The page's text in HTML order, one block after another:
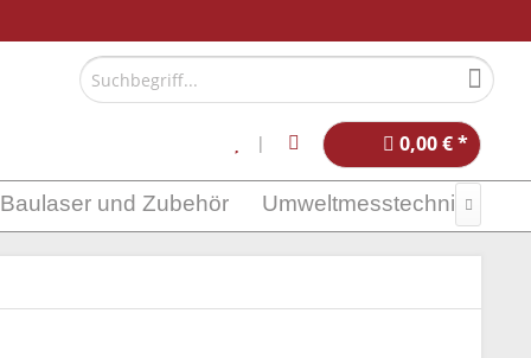
0,00 € *
Baulaser und Zubehör Umweltmesstechnik